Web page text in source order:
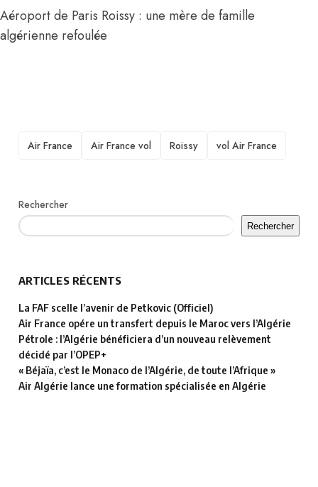
Aéroport de Paris Roissy : une mère de famille
algérienne refoulée
TAGS
Air France Air France vol Roissy vol Air France
Rechercher
Rechercher
ARTICLES RÉCENTS
La FAF scelle l’avenir de Petkovic (Officiel)
Air France opére un transfert depuis le Maroc vers l’Algérie
Pétrole : l’Algérie bénéficiera d’un nouveau relèvement
décidé par l’OPEP+
« Béjaïa, c’est le Monaco de l’Algérie, de toute l’Afrique »
Air Algérie lance une formation spécialisée en Algérie